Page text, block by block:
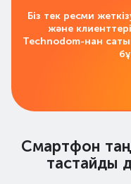
Біз тек ресми
және
Technodom-нан
Смартфон
тастайды